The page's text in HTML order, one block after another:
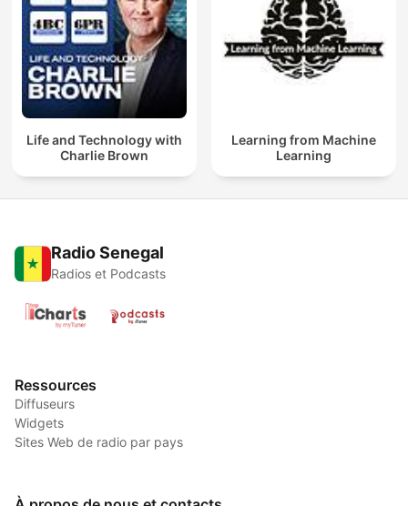
Life and Technology with
Charlie Brown
Learning from Machine
Learning
Radio Senegal
Radios et Podcasts
Ressources
Diffuseurs
Widgets
Sites Web de radio par pays